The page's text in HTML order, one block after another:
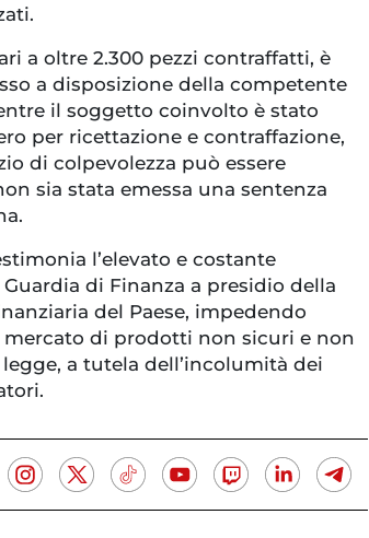
a oltre 2.300 pezzi contraffatti, è
a disposizione della competente
il soggetto coinvolto è stato
per ricettazione e contraffazione,
di colpevolezza può essere
sia stata emessa una sentenza
l’elevato e costante
di Finanza a presidio della
del Paese, impedendo
mercato di prodotti non sicuri e non
a tutela dell’incolumità dei